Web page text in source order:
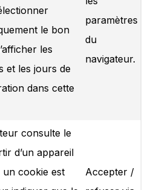
le bon
les
et les jours de
dans cette
paramètres
du
navigateur.
consulte le
d’un appareil
cookie est
Accepter /